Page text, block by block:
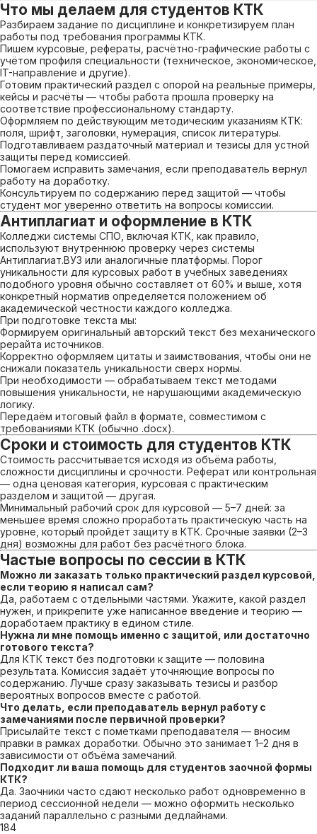
Что мы делаем для студентов КТК
Разбираем задание по дисциплине и конкретизируем план
работы под требования программы КТК.
Пишем курсовые, рефераты, расчётно-графические работы с
учётом профиля специальности (техническое, экономическое,
IT-направление и другие).
Готовим практический раздел с опорой на реальные примеры,
кейсы и расчёты — чтобы работа прошла проверку на
соответствие профессиональному стандарту.
Оформляем по действующим методическим указаниям КТК:
поля, шрифт, заголовки, нумерация, список литературы.
Подготавливаем раздаточный материал и тезисы для устной
защиты перед комиссией.
Помогаем исправить замечания, если преподаватель вернул
работу на доработку.
Консультируем по содержанию перед защитой — чтобы
студент мог уверенно ответить на вопросы комиссии.
Антиплагиат и оформление в КТК
Колледжи системы СПО, включая КТК, как правило,
используют внутреннюю проверку через системы
Антиплагиат.ВУЗ или аналогичные платформы. Порог
уникальности для курсовых работ в учебных заведениях
подобного уровня обычно составляет от 60% и выше, хотя
конкретный норматив определяется положением об
академической честности каждого колледжа.
При подготовке текста мы:
Формируем оригинальный авторский текст без механического
рерайта источников.
Корректно оформляем цитаты и заимствования, чтобы они не
снижали показатель уникальности сверх нормы.
При необходимости — обрабатываем текст методами
повышения уникальности, не нарушающими академическую
логику.
Передаём итоговый файл в формате, совместимом с
требованиями КТК (обычно .docx).
Сроки и стоимость для студентов КТК
Стоимость рассчитывается исходя из объёма работы,
сложности дисциплины и срочности. Реферат или контрольная
— одна ценовая категория, курсовая с практическим
разделом и защитой — другая.
Минимальный рабочий срок для курсовой — 5–7 дней: за
меньшее время сложно проработать практическую часть на
уровне, который пройдёт защиту в КТК. Срочные заявки (2–3
дня) возможны для работ без расчётного блока.
Частые вопросы по сессии в КТК
Можно ли заказать только практический раздел курсовой,
если теорию я написал сам?
Да, работаем с отдельными частями. Укажите, какой раздел
нужен, и прикрепите уже написанное введение и теорию —
доработаем практику в едином стиле.
Нужна ли мне помощь именно с защитой, или достаточно
готового текста?
Для КТК текст без подготовки к защите — половина
результата. Комиссия задаёт уточняющие вопросы по
содержанию. Лучше сразу заказывать тезисы и разбор
вероятных вопросов вместе с работой.
Что делать, если преподаватель вернул работу с
замечаниями после первичной проверки?
Присылайте текст с пометками преподавателя — вносим
правки в рамках доработки. Обычно это занимает 1–2 дня в
зависимости от объёма замечаний.
Подходит ли ваша помощь для студентов заочной формы
КТК?
Да. Заочники часто сдают несколько работ одновременно в
период сессионной недели — можно оформить несколько
заданий параллельно с разными дедлайнами.
184